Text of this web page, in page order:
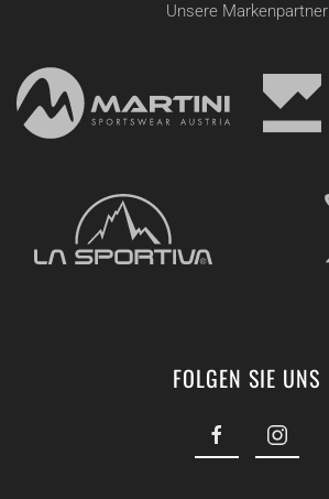
Unsere Markenpartner
FOLGEN SIE UNS